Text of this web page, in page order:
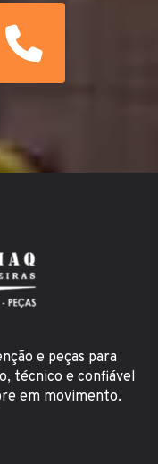
e peças para
técnico e confiável
em movimento.